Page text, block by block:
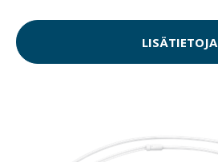
LISÄTIETOJA